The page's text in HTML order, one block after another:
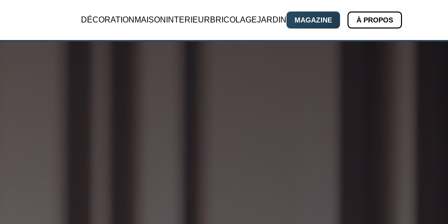
DÉCORATION MAISON INTERIEURBRICOLAGEJARDIN MAGAZINE À PROPOS